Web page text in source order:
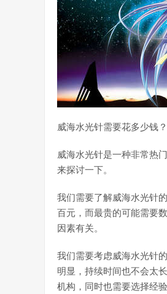
威海水光针需要花多少钱？
威海水光针是一种非常热
来探讨一下。
我们需要了解威海水光针
百元，而最贵的可能需要
因素有关。
我们需要考虑威海水光针
明显，持续时间也不会太
机构，同时也需要选择经